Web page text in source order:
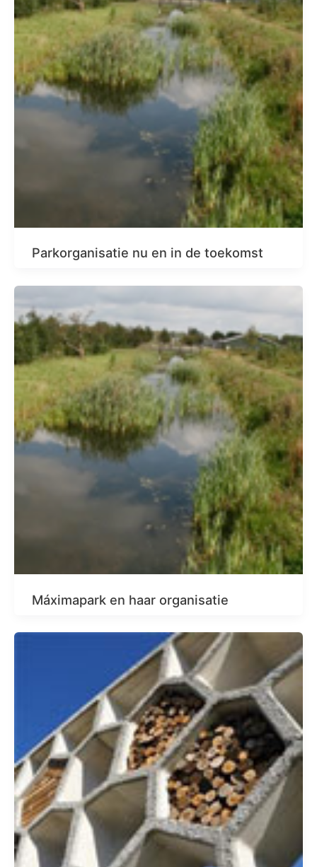
Parkorganisatie nu en in de toekomst
Máximapark en haar organisatie